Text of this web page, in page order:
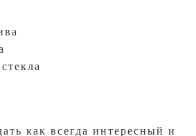
как всегда интересный и